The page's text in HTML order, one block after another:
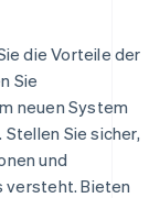
die Vorteile der
Sie
neuen System
Sie sicher,
und
versteht. Bieten